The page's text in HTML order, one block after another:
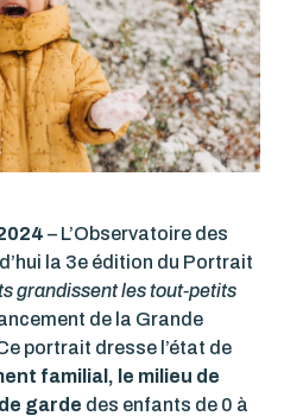
– L’Observatoire des
la 3e édition du Portrait
grandissent les tout-petits
de la Grande
portrait dresse l’état de
familial, le milieu de
garde des enfants de 0 à